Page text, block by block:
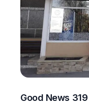
Good News 319